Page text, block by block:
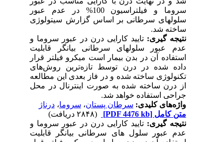
سروما و فیلتراسیون 100% در عدم عبور
سلول‏های سرطانی بر اساس گزارش سیتولوژی
ساخته شد.
نتیجه‏ گیری:تایید کارایی درن در عبور سروما و
عدم عبور سلول‏های سرطانی بیانگر قابلیت
استفاده آن در بدن بیمار است میکرو فیلتر قرار
داده شده در درن توسط تازه‌ترین روش‌های
تکنولوژی ساخته‌ شده‌ و در فاز بعدی این مطالعه
از درن ساخته شده به‏ صورت اینترنال در محل
جراحی استفاده خواهد شد.
واژه‌های کلیدی:سرطان پستان،سروما،درناژ
متن کامل[PDF 4476 kb]
نتیجه‏ گیری:تایید کارایی درن در عبور سروما و
عدم عبور سلول‏ های سرطانی بیانگر قابلیت